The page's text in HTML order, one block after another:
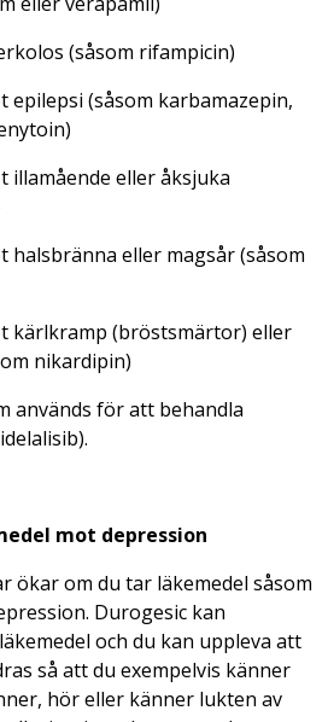
(såsom rifampicin)
epilepsi (såsom karbamazepin,
illamående eller åksjuka
halsbränna eller magsår (såsom
kärlkramp (bröstsmärtor) eller
nikardipin)
används för att behandla
mot depression
ökar om du tar läkemedel såsom
Durogesic kan
och du kan uppleva att
så att du exempelvis känner
hör eller känner lukten av